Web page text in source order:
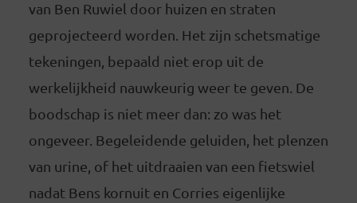
van Ben Ruwiel door huizen en straten
geprojecteerd worden. Het zijn schetsmatige
tekeningen, bepaald niet erop uit de
werkelijkheid nauwkeurig weer te geven. De
boodschap is niet meer dan: zo was het
ongeveer. Begeleidende geluiden, het plenzen
van urine, of het uitdraaien van een fietswiel
nadat Bens kornuit en Corries eigenlijke